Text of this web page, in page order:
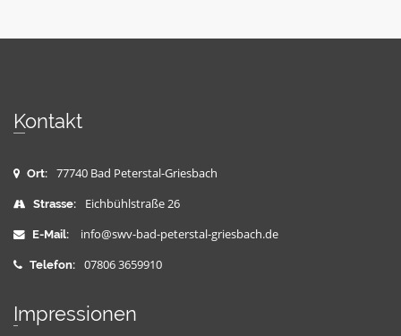
Kontakt
Ort: 77740 Bad Peterstal-Griesbach
Strasse: Eichbühlstraße 26
E-Mail: info@swv-bad-peterstal-griesbach.de
Telefon: 07806 3659910
Impressionen